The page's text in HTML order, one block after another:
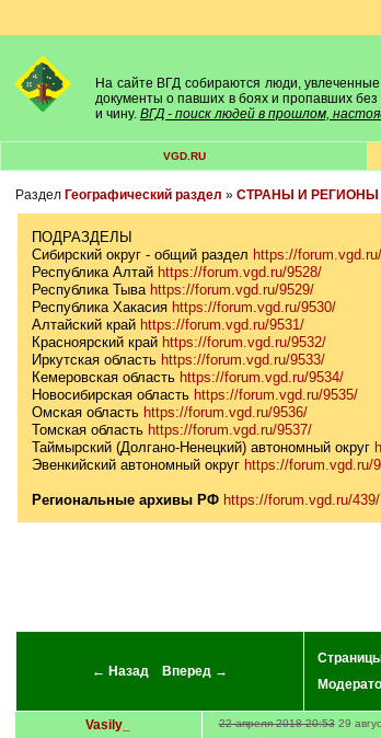
На сайте ВГД собираются люди, увлеченные
документы о павших в боях и пропавших без
и чину. ВГД - поиск людей в прошлом,
VGD.RU
Раздел Географический раздел » СТРАНЫ И РЕГИОНЫ
ПОДРАЗДЕЛЫ
Сибирский округ - общий раздел https://
Республика Алтай https://forum.vgd.ru/9528/
Республика Тыва https://forum.vgd.ru/9529/
Республика Хакасия https://forum.vgd.ru/9530/
Алтайский край https://forum.vgd.ru/9531/
Красноярский край https://forum.vgd.ru/9532/
Иркутская область https://forum.vgd.ru/9533/
Кемеровская область https://forum.vgd.ru/9534/
Новосибирская область https://forum.vgd.ru/9535/
Омская область https://forum.vgd.ru/9536/
Томская область https://forum.vgd.ru/9537/
Таймырский (Долгано-Ненецкий) автономный округ
Эвенкийский автономный округ https://forum.vgd.ru/
Региональные архивы РФ https://forum.vgd.ru/439/
← Назад Вперед →
Vasily_ 22 апреля 2018 20:53 29